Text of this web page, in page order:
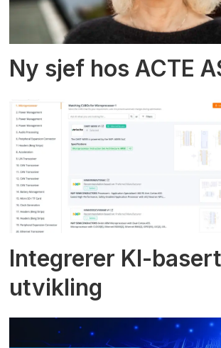
Ny sjef hos ACTE
Integrerer KI-basert
utvikling